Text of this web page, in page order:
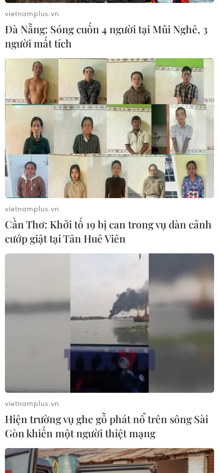
vietnamplus.vn
Đà Nẵng: Sóng cuốn 4 người tại Mũi Nghê, 3
người mất tích
vietnamplus.vn
Cần Thơ: Khởi tố 19 bị can trong vụ dàn cảnh
cướp giật tại Tân Huê Viên
vietnamplus.vn
Hiện trường vụ ghe gỗ phát nổ trên sông Sài
Gòn khiến một người thiệt mạng